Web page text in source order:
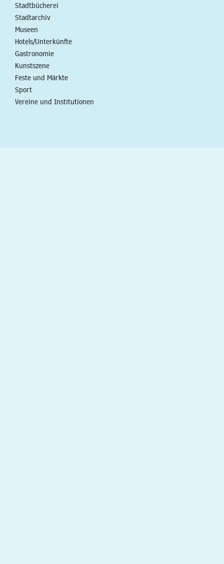
Stadtbücherei
Stadtarchiv
Museen
Hotels/Unterkünfte
Gastronomie
Kunstszene
Feste und Märkte
Sport
Vereine und Institutionen